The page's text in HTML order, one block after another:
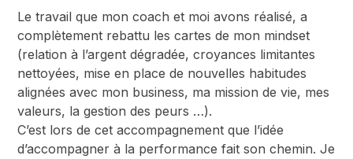
Le travail que mon coach et moi avons réalisé, a
complètement rebattu les cartes de mon mindset
(relation à l’argent dégradée, croyances limitantes
nettoyées, mise en place de nouvelles habitudes
alignées avec mon business, ma mission de vie, mes
valeurs, la gestion des peurs …).
C’est lors de cet accompagnement que l’idée
d’accompagner à la performance fait son chemin. Je